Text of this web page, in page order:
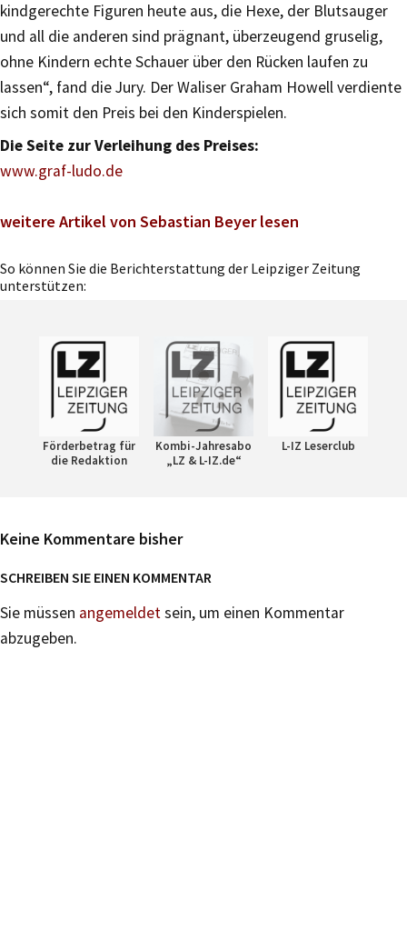
kindgerechte Figuren heute aus, die Hexe, der Blutsauger
und all die anderen sind prägnant, überzeugend gruselig,
ohne Kindern echte Schauer über den Rücken laufen zu
lassen“, fand die Jury. Der Waliser Graham Howell verdiente
sich somit den Preis bei den Kinderspielen.
Die Seite zur Verleihung des Preises:
www.graf-ludo.de
weitere Artikel von Sebastian Beyer lesen
So können Sie die Berichterstattung der Leipziger Zeitung
unterstützen:
Förderbetrag für
die Redaktion
Kombi-Jahresabo
„LZ & L-IZ.de“
L-IZ Leserclub
Keine Kommentare bisher
SCHREIBEN SIE EINEN KOMMENTAR
Sie müssen angemeldetsein, um einen Kommentar
abzugeben.